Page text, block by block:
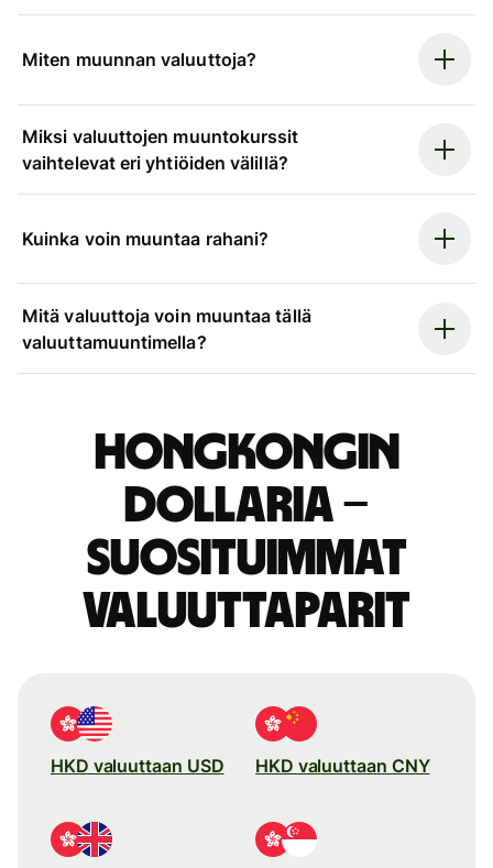
Miten muunnan valuuttoja?
Miksi valuuttojen muuntokurssit
vaihtelevat eri yhtiöiden välillä?
Kuinka voin muuntaa rahani?
Mitä valuuttoja voin muuntaa tällä
valuuttamuuntimella?
Hongkongin
dollaria –
suosituimmat
valuuttaparit
HKD valuuttaan USD HKD valuuttaan CNY